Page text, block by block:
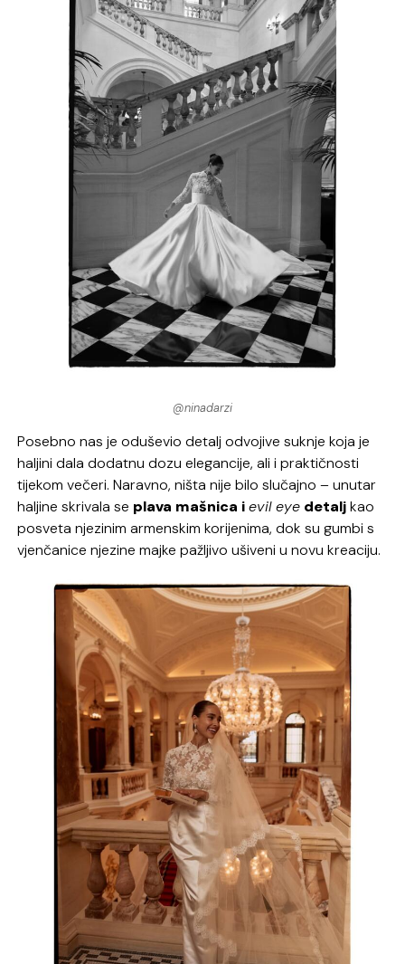
@ninadarzi
Posebno nas je oduševio detalj odvojive suknje koja je
haljini dala dodatnu dozu elegancije, ali i praktičnosti
tijekom večeri. Naravno, ništa nije bilo slučajno – unutar
haljine skrivala se plava mašnica ievil eye detaljkao
posveta njezinim armenskim korijenima, dok su gumbi s
vjenčanice njezine majke pažljivo ušiveni u novu kreaciju.